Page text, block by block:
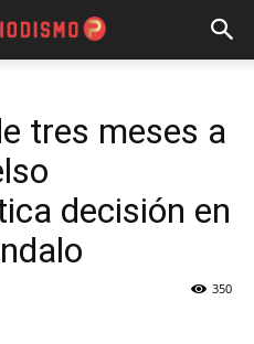
tres meses a
decisión en
350